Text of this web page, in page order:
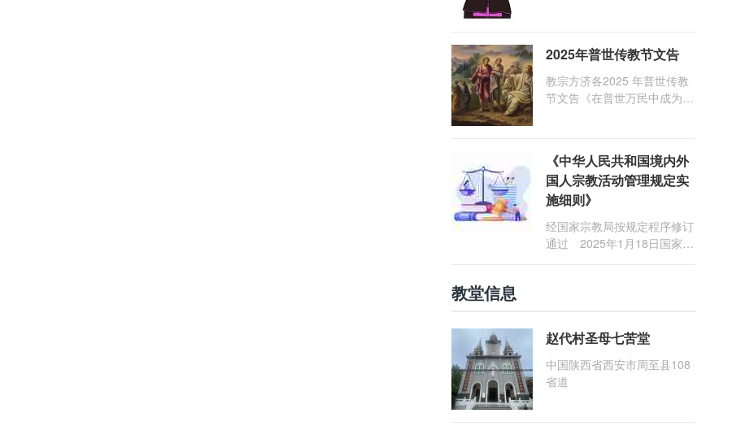
们，愿临在的救主基督安慰你
们，并圣化你们的生活，作为
祝贺祂诞辰的珍贵礼品。
2025年普世传教节文告
教宗方济各2025 年普世传教
节文告《在普世万民中成为怀
《中华人民共和国境内外
国人宗教活动管理规定实
施细则》
经国家宗教局按规定程序修订
通过 2025年1月18日国家宗
教堂信息
赵代村圣母七苦堂
中国陕西省西安市周至县108
省道